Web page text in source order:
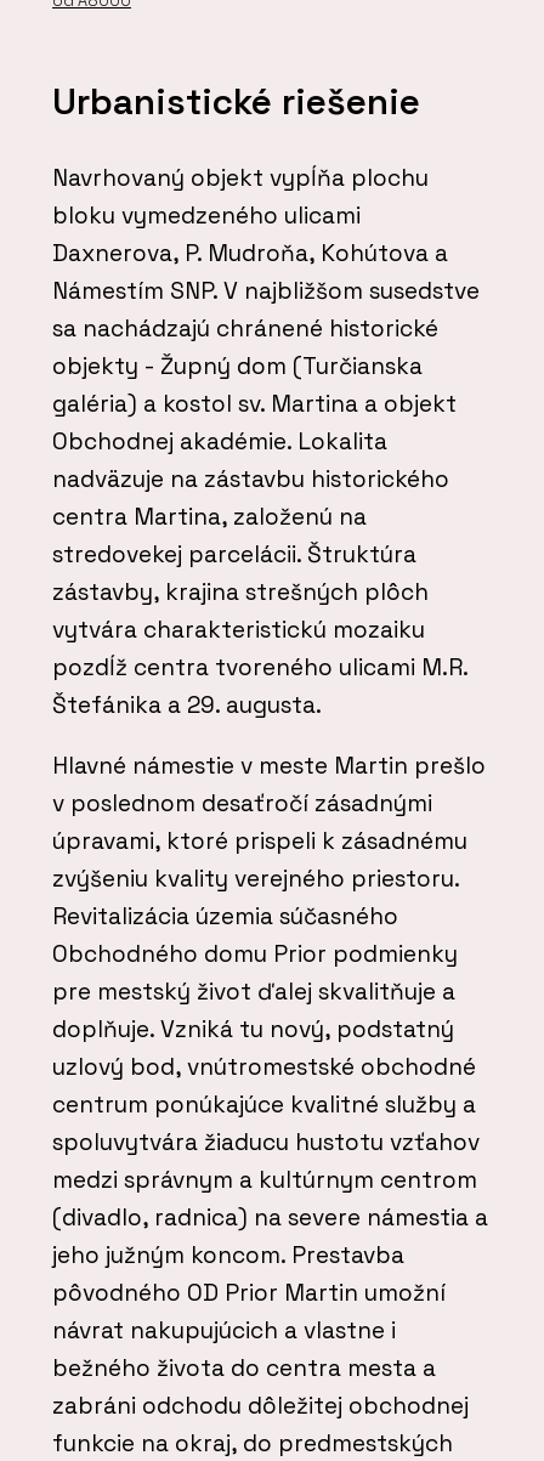
Urbanistické riešenie
Navrhovaný objekt vypĺňa plochu
bloku vymedzeného ulicami
Daxnerova, P. Mudroňa, Kohútova a
Námestím SNP. V najbližšom susedstve
sa nachádzajú chránené historické
objekty - Župný dom (Turčianska
galéria) a kostol sv. Martina a objekt
Obchodnej akadémie. Lokalita
nadväzuje na zástavbu historického
centra Martina, založenú na
stredovekej parcelácii. Štruktúra
zástavby, krajina strešných plôch
vytvára charakteristickú mozaiku
pozdĺž centra tvoreného ulicami M.R.
Štefánika a 29. augusta.
Hlavné námestie v meste Martin prešlo
v poslednom desaťročí zásadnými
úpravami, ktoré prispeli k zásadnému
zvýšeniu kvality verejného priestoru.
Revitalizácia územia súčasného
Obchodného domu Prior podmienky
pre mestský život ďalej skvalitňuje a
doplňuje. Vzniká tu nový, podstatný
uzlový bod, vnútromestské obchodné
centrum ponúkajúce kvalitné služby a
spoluvytvára žiaducu hustotu vzťahov
medzi správnym a kultúrnym centrom
(divadlo, radnica) na severe námestia a
jeho južným koncom. Prestavba
pôvodného OD Prior Martin umožní
návrat nakupujúcich a vlastne i
bežného života do centra mesta a
zabráni odchodu dôležitej obchodnej
funkcie na okraj, do predmestských